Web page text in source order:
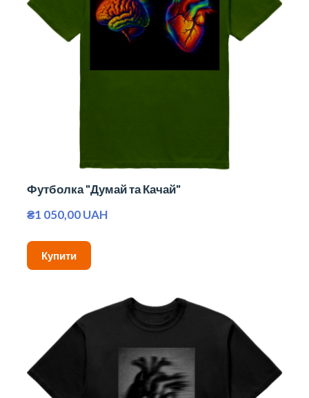
Футболка "Думай та Качай"
₴1 050,00 UAH
Купити